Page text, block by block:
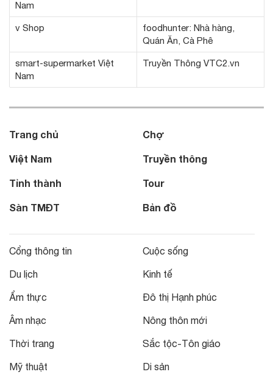
Nam
v Shop
foodhunter: Nhà hàng,
Quán Ăn, Cà Phê
smart-supermarket Việt
Nam
Truyền Thông VTC2.vn
Trang chủ
Việt Nam
Tỉnh thành
Sàn TMĐT
Chợ
Truyền thông
Tour
Bản đồ
Cổng thông tin
Du lịch
Ẩm thực
Âm nhạc
Thời trang
Mỹ thuật
Cuộc sống
Kinh tế
Đô thị Hạnh phúc
Nông thôn mới
Sắc tộc-Tôn giáo
Di sản